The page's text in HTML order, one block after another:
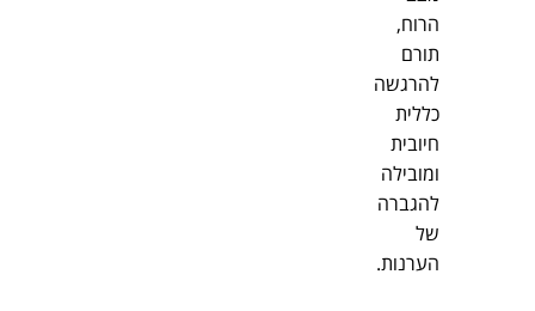
הרוח,
תורם
להרגשה
כללית
חיובית
ומובילה
להגברה
של
הערנות.